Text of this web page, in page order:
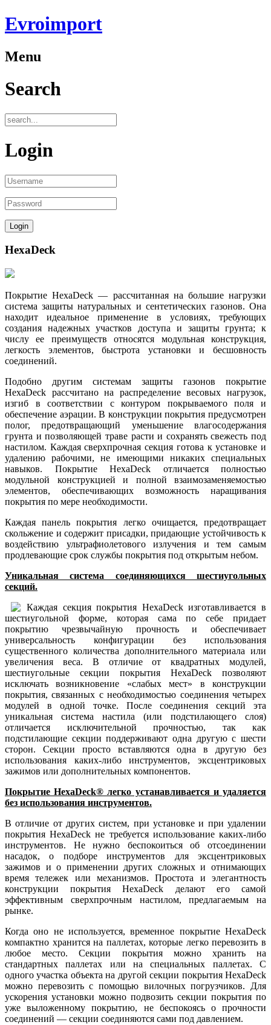
Evroimport
Menu
Search
Login
HexaDeck
Покрытие HexaDeck — рассчитанная на большие нагрузки
система защиты натуральных и сентетических газонов. Она
находит идеальное применение в условиях, требующих
создания надежных участков доступа и защиты грунта; к
числу ее преимуществ относятся модульная конструкция,
легкость элементов, быстрота установки и бесшовность
соединений.
Подобно другим системам защиты газонов покрытие
HexaDeck рассчитано на распределение весовых нагрузок,
изгиб в соответствии с контуром покрываемого поля и
обеспечение аэрации. В конструкции покрытия предусмотрен
полог, предотвращающий уменьшение влагосодержания
грунта и позволяющей траве расти и сохранять свежесть под
настилом. Каждая сверхпрочная секция готова к установке и
удалению рабочими, не имеющими никаких специальных
навыков. Покрытие HexaDeck отличается полностью
модульной конструкцией и полной взаимозаменяемостью
элементов, обеспечивающих возможность наращивания
покрытия по мере необходимости.
Каждая панель покрытия легко очищается, предотвращает
скольжение и содержит присадки, придающие устойчивость к
воздействию ультрафиолетового излучения и тем самым
продлевающие срок службы покрытия под открытым небом.
Уникальная система соединяющихся шестиугольных
секций.
Каждая секция покрытия HexaDeck изготавливается в
шестиугольной форме, которая сама по себе придает
покрытию чрезвычайную прочность и обеспечивает
универсальность конфигурации без использования
существенного количества дополнительного материала или
увеличения веса. В отличие от квадратных модулей,
шестиугольные секции покрытия HexaDeck позволяют
исключать возникновение «слабых мест» в конструкции
покрытия, связанных с необходимостью соединения четырех
модулей в одной точке. После соединения секций эта
уникальная система настила (или подстилающего слоя)
отличается исключительной прочностью, так как
подстилающие секции поддерживают одна другую с шести
сторон. Секции просто вставляются одна в другую без
использования каких-либо инструментов, эксцентриковых
зажимов или дополнительных компонентов.
Покрытие HexaDeck® легко устанавливается и удаляется
без использования инструментов.
В отличие от других систем, при установке и при удалении
покрытия HexaDeck не требуется использование каких-либо
инструментов. Не нужно беспокоиться об отсоединении
насадок, о подборе инструментов для эксцентриковых
зажимов и о применении других сложных и отнимающих
время тележек или механизмов. Простота и элегантность
конструкции покрытия HexaDeck делают его самой
эффективным сверхпрочным настилом, предлагаемым на
рынке.
Когда оно не используется, временное покрытие HexaDeck
компактно хранится на паллетах, которые легко перевозить в
любое место. Секции покрытия можно хранить на
стандартных паллетах или на специальных паллетах. С
одного участка объекта на другой секции покрытия HexaDeck
можно перевозить с помощью вилочных погрузчиков. Для
ускорения установки можно подвозить секции покрытия по
уже выложенному покрытию, не беспокоясь о прочности
соединений — секции соединяются сами под давлением.